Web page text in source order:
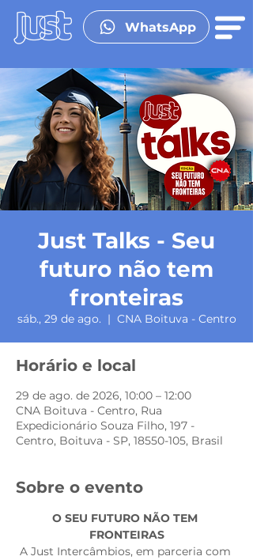
WhatsApp
Just Talks - Seu
futuro não tem
fronteiras
sáb., 29 de ago.
  |
CNA Boituva - Centro
Horário e local
29 de ago. de 2026, 10:00 – 12:00
CNA Boituva - Centro, Rua
Expedicionário Souza Filho, 197 -
Centro, Boituva - SP, 18550-105, Brasil
Sobre o evento
O SEU FUTURO NÃO TEM
FRONTEIRAS
A Just Intercâmbios, em parceria com